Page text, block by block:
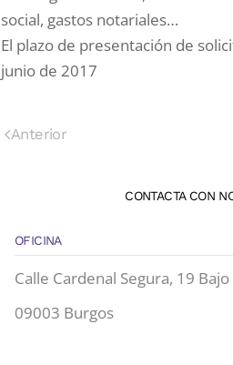
social, gastos notariales…
El plazo de presentación de
junio de 2017
Anterior
CONTACTA CON
OFICINA
Calle Cardenal Segura, 19 Bajo
09003 Burgos